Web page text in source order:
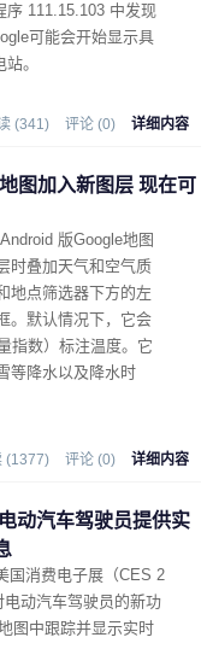
序 111.15.103 中发现
可能会开始显示具
。
(341) 评论 (0) 详细内容
图加入新图层 现在可
版Google地图
时叠加天气和空气质
地点筛选器下方的左
。默认情况下，它会
指数）标注温度。它
等降水以及降水时
(1377) 评论 (0) 详细内容
动汽车驾驶员提供实
国消费电子展（CES 2
动汽车驾驶员的新功
图中跟踪并显示实时